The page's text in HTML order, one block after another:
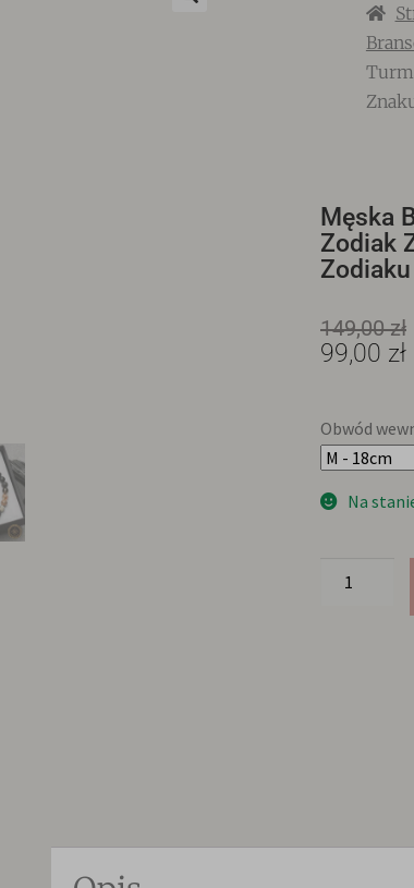
Męska
Zodiak
149,00zł
99,00 zł
Obwód
Na